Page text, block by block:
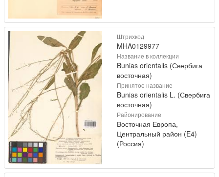
Штрихкод
MHA0129977
Название в коллекции
Bunias orientalis (Свербига
восточная)
Принятое название
Bunias orientalis L. (Свербига
восточная)
Районирование
Восточная Европа,
Центральный район (E4)
(Россия)